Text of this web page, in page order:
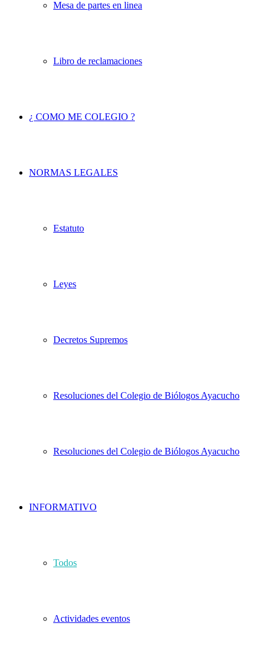
Mesa de partes en linea
Libro de reclamaciones
¿ COMO ME COLEGIO ?
NORMAS LEGALES
Estatuto
Leyes
Decretos Supremos
Resoluciones del Colegio de Biólogos Ayacucho
Resoluciones del Colegio de Biólogos Ayacucho
INFORMATIVO
Todos
Actividades eventos